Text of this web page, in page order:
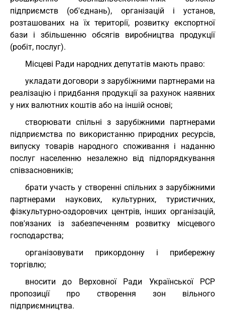
підприємств (об'єднань), організацій і установ,
розташованих на їх території, розвитку експортної
бази і збільшенню обсягів виробництва продукції
(робіт, послуг).
Місцеві Ради народних депутатів мають право:
укладати договори з зарубіжними партнерами на
реалізацію і придбання продукції за рахунок наявних
у них валютних коштів або на іншій основі;
створювати спільні з зарубіжними партнерами
підприємства по використанню природних ресурсів,
випуску товарів народного споживання і наданню
послуг населенню незалежно від підпорядкування
співзасновників;
брати участь у створенні спільних з зарубіжними
партнерами наукових, культурних, туристичних,
фізкультурно-оздоровчих центрів, інших організацій,
пов'язаних із забезпеченням розвитку місцевого
господарства;
організовувати прикордонну і прибережну
торгівлю;
вносити до Верховної Ради Української РСР
пропозиції про створення зон вільного
підприємництва.